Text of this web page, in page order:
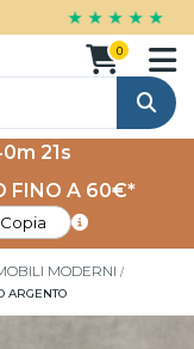
★ ★ ★ ★ ★
Cerca
0
21s
FINO A 60€*
Copia
MODERNI
ARGENTO